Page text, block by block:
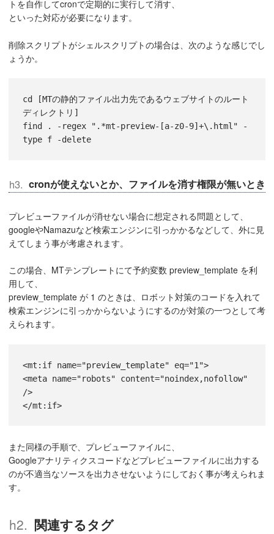
トを自作してcronで定期的に実行して消す、
といった対応が必要になります。
削除スクリプトがシェルスクリプトの場合は、次のような感じでし
ょうか。
cd [MTの静的ファイル出力先であるウェブサイトのルート
ディレクトリ]
find . -regex ".*mt-preview-[a-z0-9]+\.html" -
type f -delete
cronが使えないとか、ファイルを消す権限が無いとき
プレビューファイルが消せない場合に想定される問題として、
googleやNamazuなど検索エンジンに引っかかるなどして、外に見
えてしまう事が考慮されます。
この場合、MTテンプレートにて予約変数 preview_template を利
用して、
preview_template が 1 のときは、ロボット対策のコードを入れて
検索エンジンに引っかからないようにするのが対策の一つとして考
えられます。
<mt:if name="preview_template" eq="1">
<meta name="robots" content="noindex,nofollow"
/>
</mt:if>
また同様の手順で、プレビューファイルに、
Googleアナリティクスコードなどプレビューファイルに出力する
のが不適当なソースを出力させないようにしておく事が考えられま
す。
関連するタグ